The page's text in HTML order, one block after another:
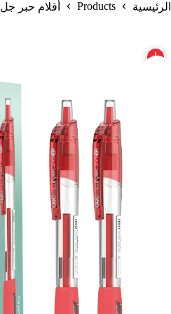
الرئيسية Products أقلام حبر جل